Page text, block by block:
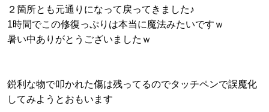
２箇所とも元通りになって戻ってきました♪
1時間でこの修復っぷりは本当に魔法みたいですｗ
暑い中ありがとうございましたｗ
鋭利な物で叩かれた傷は残ってるのでタッチペンで誤魔化
してみようとおもいます